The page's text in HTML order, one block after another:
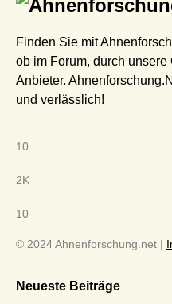
Finden Sie mit
ob im Forum, durch
Anbieter.
und verlässlich!
10
2K
10
© 2024 Ahnenforschung.net |
Neueste Beiträge